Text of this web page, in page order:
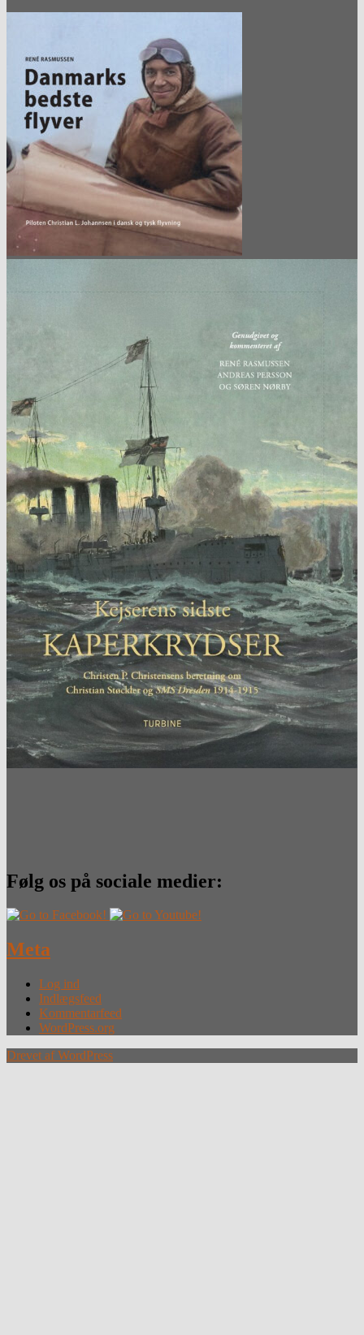
Følg os på sociale medier:
Meta
Log ind
Indlægsfeed
Kommentarfeed
WordPress.org
Drevet af WordPress